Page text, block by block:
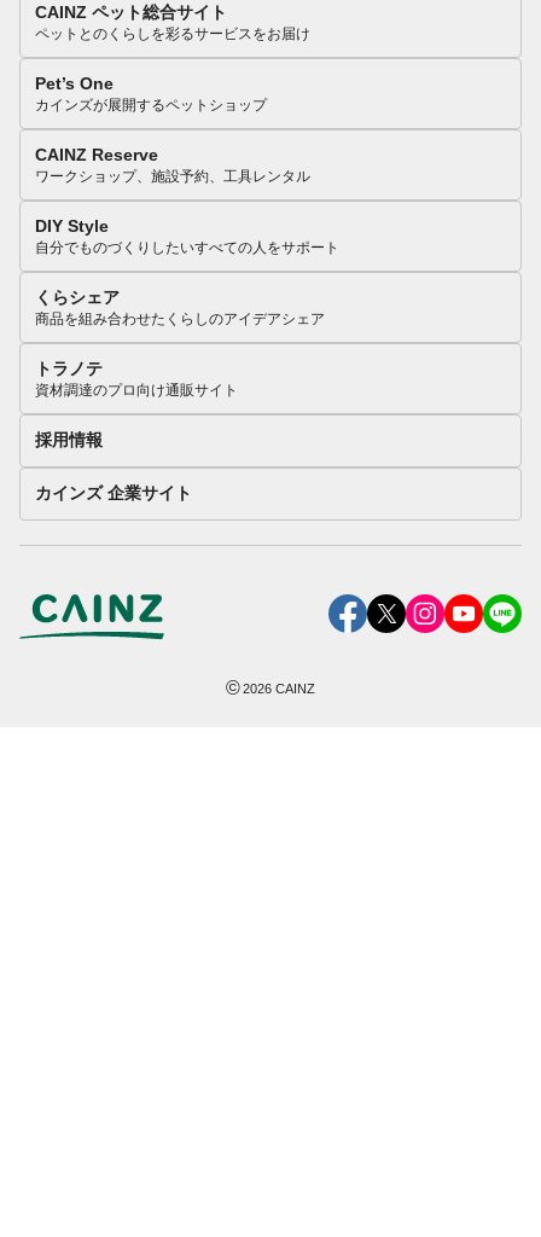
CAINZ ペット総合サイト
ペットとのくらしを彩るサービスをお届け
Pet’s One
カインズが展開するペットショップ
CAINZ Reserve
ワークショップ、施設予約、工具レンタル
DIY Style
自分でものづくりしたいすべての人をサポート
くらシェア
商品を組み合わせたくらしのアイデアシェア
トラノテ
資材調達のプロ向け通販サイト
採用情報
カインズ 企業サイト
©2026 CAINZ